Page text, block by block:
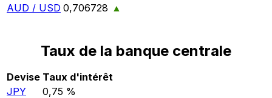
AUD / USD 0,706728 ▲
Taux de la banque centrale
Devise Taux d'intérêt
JPY
0,75 %